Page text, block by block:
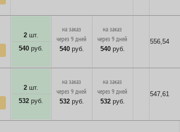
2шт.
540руб.
на заказ
через 9 дней
540руб.
на заказ
через 9 дней
540руб.
556,54
2шт.
532руб.
на заказ
через 9 дней
532руб.
на заказ
через 9 дней
532руб.
547,61